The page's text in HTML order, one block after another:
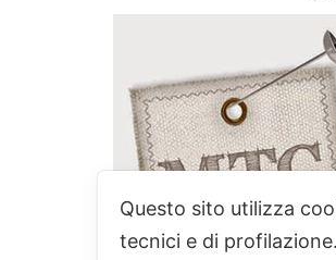
Questo sito utilizza
tecnici e di profilazione.